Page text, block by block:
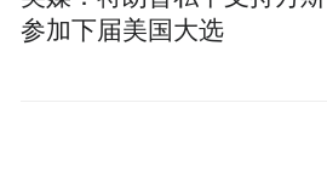
参加下届美国大选